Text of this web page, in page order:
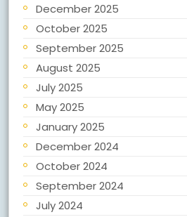
December 2025
October 2025
September 2025
August 2025
July 2025
May 2025
January 2025
December 2024
October 2024
September 2024
July 2024